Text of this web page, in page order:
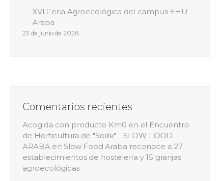
XVI Feria Agroecológica del campus EHU
Araba
23 de junio de 2026
Comentarios recientes
Acogida con producto Km0 en el Encuentro
de Horticultura de "Soilik" - SLOW FOOD
ARABA en Slow Food Araba reconoce a 27
establecimientos de hostelería y 15 granjas
agroecológicas